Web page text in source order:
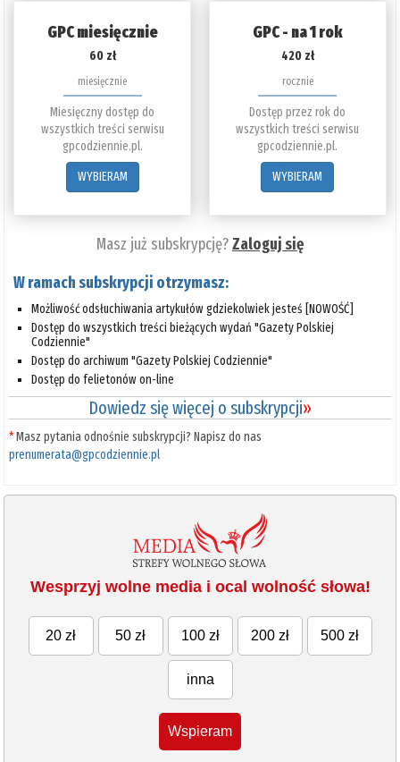
GPC miesięcznie
60 zł
miesięcznie
Miesięczny dostęp do
wszystkich treści serwisu
gpcodziennie.pl.
WYBIERAM
GPC - na 1 rok
420 zł
rocznie
Dostęp przez rok do
wszystkich treści serwisu
gpcodziennie.pl.
WYBIERAM
Masz już subskrypcję?Zaloguj się
W ramach subskrypcji otrzymasz:
Możliwość odsłuchiwania artykułów gdziekolwiek jesteś [NOWOŚĆ]
Dostęp do wszystkich treści bieżących wydań "Gazety Polskiej
Codziennie"
Dostęp do archiwum "Gazety Polskiej Codziennie"
Dostęp do felietonów on-line
Dowiedz się więcej o subskrypcji»
*Masz pytania odnośnie subskrypcji? Napisz do nas
prenumerata@gpcodziennie.pl
Wesprzyj wolne media i ocal wolność słowa!
20 zł 50 zł 100 zł 200 zł 500 zł
inna
Wspieram